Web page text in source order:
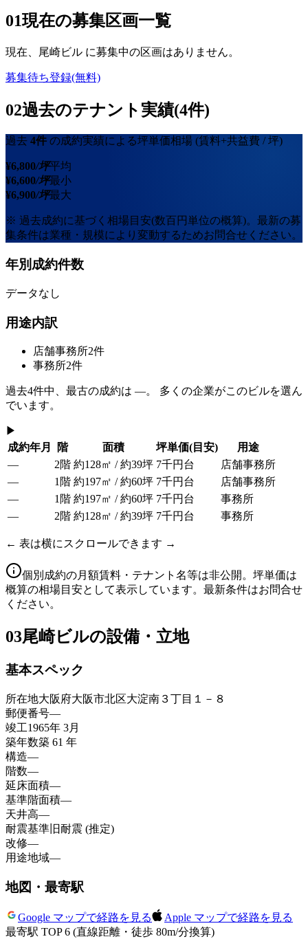
01現在の募集区画一覧
現在、 尾崎ビル に募集中の区画はありません。
募集待ち登録(無料)
02過去のテナント実績(4件)
過去 4件 の成約実績による坪単価相場 (賃料+共益費 / 坪)
¥6,800/坪平均
¥6,600/坪最小
¥6,900/坪最大
※ 過去成約に基づく相場目安(数百円単位の概算)。最新の募
集条件は業種・規模により変動するためお問合せください。
年別成約件数
データなし
用途内訳
店舗事務所2件
事務所2件
過去4件中、最古の成約は —。 多くの企業がこのビルを選ん
でいます。
▶
成約年月
階 面積 坪単価(目安)
用途
—
2階 約128㎡ / 約39坪 7千円台
店舗事務所
—
1階 約197㎡ / 約60坪 7千円台
店舗事務所
—
1階 約197㎡ / 約60坪 7千円台
事務所
—
2階 約128㎡ / 約39坪 7千円台 事務所
← 表は横にスクロールできます →
個別成約の月額賃料・テナント名等は非公開。坪単価は
概算の相場目安として表示しています。最新条件はお問合せ
ください。
03尾崎ビルの設備・立地
基本スペック
所在地大阪府大阪市北区大淀南３丁目１－８
郵便番号—
竣工1965年 3月
築年数築 61 年
構造—
階数—
延床面積—
基準階面積—
天井高—
耐震基準 旧耐震 (推定)
改修—
用途地域—
地図・最寄駅
Google マップで経路を見る
Apple マップで経路を見る
最寄駅 TOP 6 (直線距離・徒歩 80m/分換算)